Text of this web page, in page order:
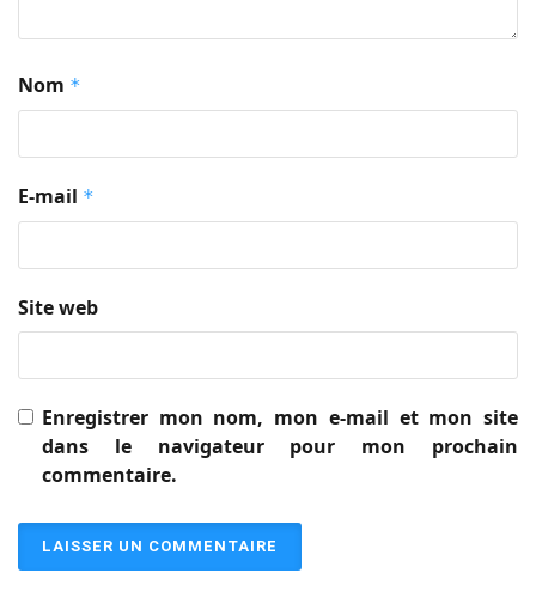
Nom *
E-mail *
Site web
Enregistrer mon nom, mon e-mail et mon site
dans le navigateur pour mon prochain
commentaire.